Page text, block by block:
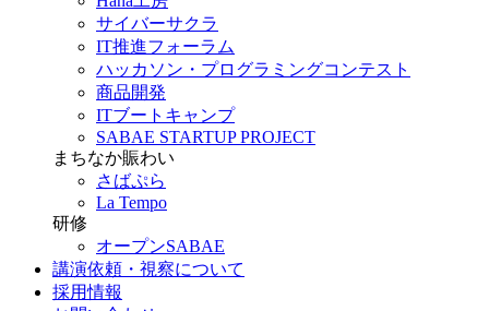
サイバーサクラ
IT推進フォーラム
ハッカソン・プログラミングコンテスト
商品開発
ITブートキャンプ
SABAE STARTUP PROJECT
まちなか賑わい
さばぷら
La Tempo
研修
オープンSABAE
講演依頼・視察について
採用情報